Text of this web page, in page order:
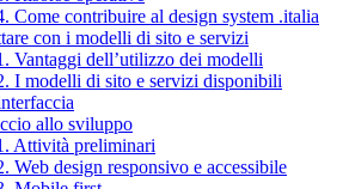
Come contribuire al design system .italia
con i modelli di sito e servizi
Vantaggi dell’utilizzo dei modelli
I modelli di sito e servizi disponibili
allo sviluppo
Attività preliminari
Web design responsivo e accessibile